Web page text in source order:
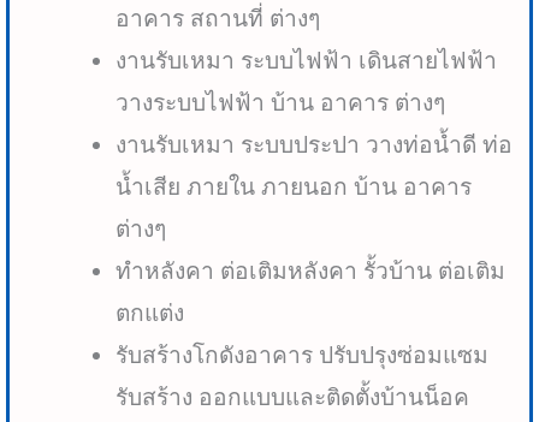
อาคาร สถานที่ ต่างๆ
งานรับเหมา ระบบไฟฟ้า เดินสายไฟฟ้า
วางระบบไฟฟ้า บ้าน อาคาร ต่างๆ
งานรับเหมา ระบบประปา วางท่อน้ำดี ท่อ
น้ำเสีย ภายใน ภายนอก บ้าน อาคาร
ต่างๆ
ทำหลังคา ต่อเติมหลังคา รั้วบ้าน ต่อเติม
ตกแต่ง
รับสร้างโกดังอาคาร ปรับปรุงซ่อมแซม
รับสร้าง ออกแบบและติดตั้งบ้านน็อค